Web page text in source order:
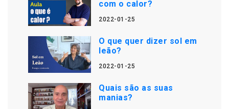
com o calor?
2022-01-25
O que quer dizer sol em
leão?
2022-01-25
Quais são as suas
manias?